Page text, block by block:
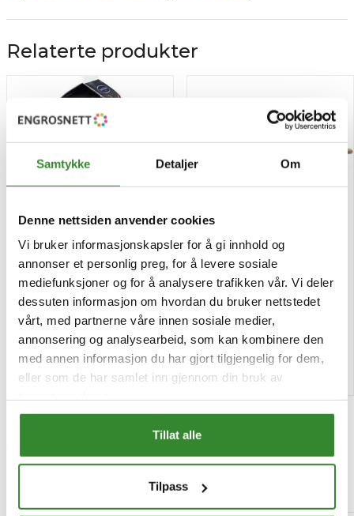
Samtykke Detaljer Om
Denne nettsiden anvender cookies
Vi bruker informasjonskapsler for å gi innhold og
annonser et personlig preg, for å levere sosiale
mediefunksjoner og for å analysere trafikken vår. Vi deler
dessuten informasjon om hvordan du bruker nettstedet
vårt, med partnerne våre innen sosiale medier,
annonsering og analysearbeid, som kan kombinere den
med annen informasjon du har gjort tilgjengelig for dem,
eller som de har samlet inn gjennom din bruk av
Tillat alle
Tilpass
Relaterte produkter
Sesamfrø sorte 550g
Pris
kr 89,83 /stk
Tilgjengelig
Kjøp
Solsikkekjerner rå 500g
Pris
kr 48,98 /stk
Tilgjengelig
Kjøp